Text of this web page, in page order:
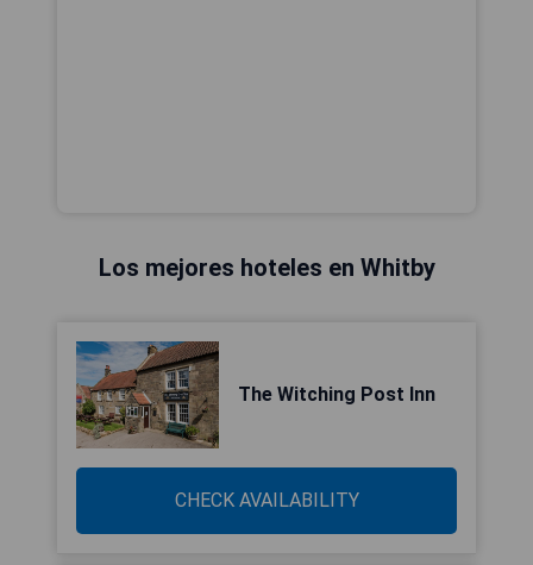
Los mejores hoteles en Whitby
The Witching Post Inn
CHECK AVAILABILITY